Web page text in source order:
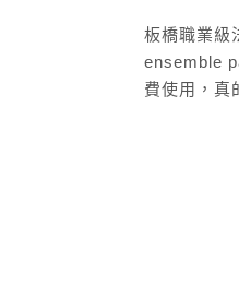
板橋職業級
ensemble
費使用，真